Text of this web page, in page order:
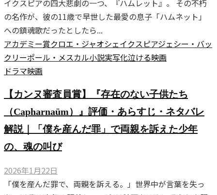
イクスピアの四大悲劇の一つ、『ハムレット』。 その不朽
の名作が、彼の11歳で早世した最愛の息子「ハムネット」
への鎮魂歌だったとしたら...
アカデミー賞クロエ・ジャオシェイクスピアジェシー・バッ
クリーポール・メスカル小説実写化泣ける映画
ドラマ映画
【カンヌ審査員賞】『存在のない子供たち
（Capharnaüm）』評価・あらすじ・ネタバレ
解説｜「僕を産んだ罪」で両親を訴えた少年
の、魂の叫び
2026年1月22日
「僕を産んだ罪で、両親を訴える。」世界中が言葉を失っ